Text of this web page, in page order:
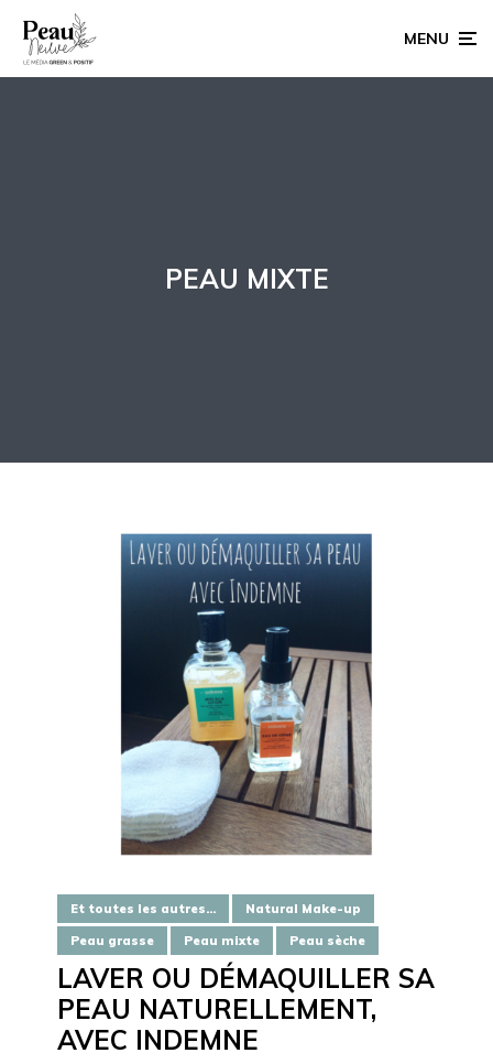
MENU
PEAU MIXTE
Et toutes les autres... Natural Make-up
Peau grasse Peau mixte Peau sèche
LAVER OU DÉMAQUILLER SA
PEAU NATURELLEMENT,
AVEC INDEMNE